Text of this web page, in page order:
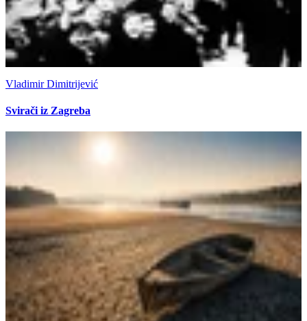
Vladimir Dimitrijević
Svirači iz Zagreba